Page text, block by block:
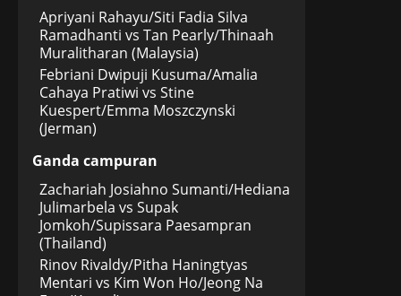
Apriyani Rahayu/Siti Fadia Silva
Ramadhanti vs Tan Pearly/Thinaah
Muralitharan (Malaysia)
Febriani Dwipuji Kusuma/Amalia
Cahaya Pratiwi vs Stine
Kuespert/Emma Moszczynski
(Jerman)
Ganda campuran
Zachariah Josiahno Sumanti/Hediana
Julimarbela vs Supak
Jomkoh/Supissara Paesampran
(Thailand)
Rinov Rivaldy/Pitha Haningtyas
Mentari vs Kim Won Ho/Jeong Na